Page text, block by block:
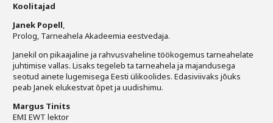
Koolitajad
Janek Popell,
Prolog, Tarneahela Akadeemia eestvedaja.
Janekil on pikaajaline ja rahvusvaheline töökogemus tarneahelate
juhtimise vallas. Lisaks tegeleb ta tarneahela ja majandusega
seotud ainete lugemisega Eesti ülikoolides. Edasiviivaks jõuks
peab Janek elukestvat õpet ja uudishimu.
Margus Tinits
EMI EWT lektor